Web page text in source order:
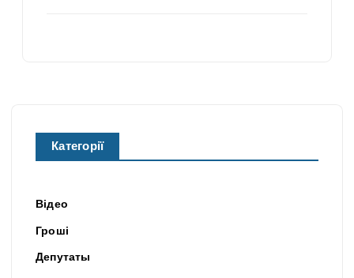
Категорії
Відео
Гроші
Депутаты